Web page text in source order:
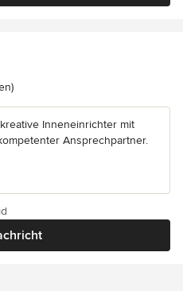
von 5 Sternen
Inneneinrichter mit
Ansprechpartner.